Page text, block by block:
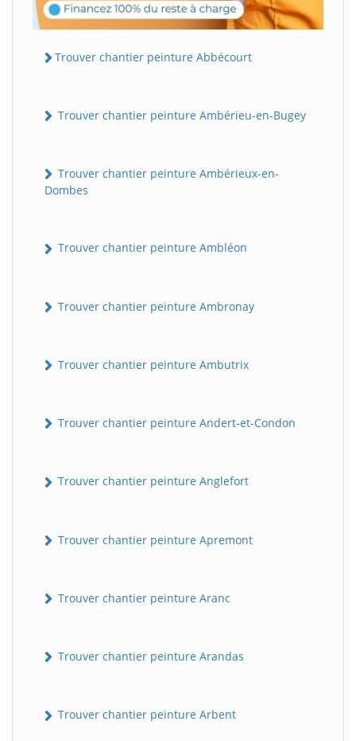
Trouver chantier peinture Abbécourt
Trouver chantier peinture Ambérieu-en-Bugey
Trouver chantier peinture Ambérieux-en-
Dombes
Trouver chantier peinture Ambléon
Trouver chantier peinture Ambronay
Trouver chantier peinture Ambutrix
Trouver chantier peinture Andert-et-Condon
Trouver chantier peinture Anglefort
Trouver chantier peinture Apremont
Trouver chantier peinture Aranc
Trouver chantier peinture Arandas
Trouver chantier peinture Arbent